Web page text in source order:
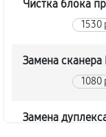
Чистка блока
1530
Замена сканера
1080
Замена